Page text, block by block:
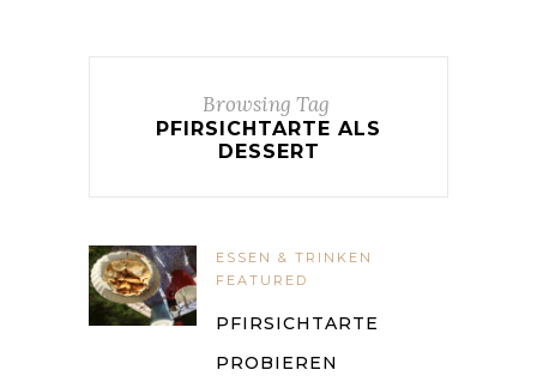
Browsing Tag
PFIRSICHTARTE ALS
DESSERT
ESSEN & TRINKEN
FEATURED
PFIRSICHTARTE
PROBIEREN